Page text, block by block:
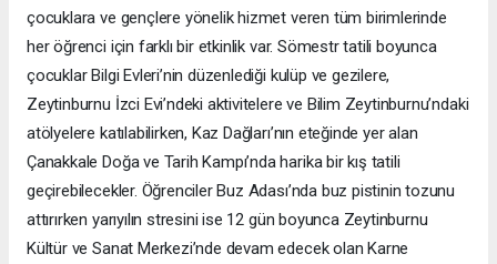
çocuklara ve gençlere yönelik hizmet veren tüm birimlerinde
her öğrenci için farklı bir etkinlik var. Sömestr tatili boyunca
çocuklar Bilgi Evleri’nin düzenlediği kulüp ve gezilere,
Zeytinburnu İzci Evi’ndeki aktivitelere ve Bilim Zeytinburnu’ndaki
atölyelere katılabilirken, Kaz Dağları’nın eteğinde yer alan
Çanakkale Doğa ve Tarih Kampı’nda harika bir kış tatili
geçirebilecekler. Öğrenciler Buz Adası’nda buz pistinin tozunu
attırırken yarıyılın stresini ise 12 gün boyunca Zeytinburnu
Kültür ve Sanat Merkezi’nde devam edecek olan Karne